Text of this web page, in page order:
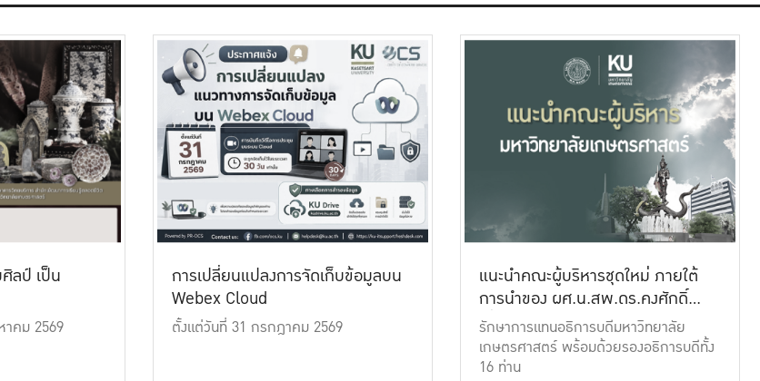
ลป์ เป็น
าคม 2569
การเปลี่ยนแปลงการจัดเก็บข้อมูลบน
Webex Cloud
ตั้งแต่วันที่ 31 กรกฎาคม 2569
แนะนำคณะผู้บริหารชุดใหม่ ภายใต้
การนำของ ผศ.น.สพ.ดร.คงศักดิ์
เที่ยงธรรม
รักษาการแทนอธิการบดีมหาวิทยาลัย
เกษตรศาสตร์ พร้อมด้วยรองอธิการบดีทั้ง
16 ท่าน